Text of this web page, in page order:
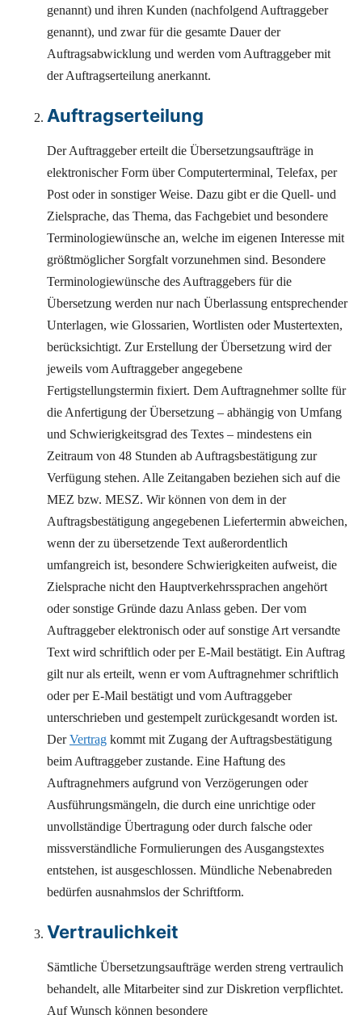
genannt) und ihren Kunden (nachfolgend Auftraggeber
genannt), und zwar für die gesamte Dauer der
Auftragsabwicklung und werden vom Auftraggeber mit
der Auftragserteilung anerkannt.
Auftragserteilung
Der Auftraggeber erteilt die Übersetzungsaufträge in
elektronischer Form über Computerterminal, Telefax, per
Post oder in sonstiger Weise. Dazu gibt er die Quell- und
Zielsprache, das Thema, das Fachgebiet und besondere
Terminologiewünsche an, welche im eigenen Interesse mit
größtmöglicher Sorgfalt vorzunehmen sind. Besondere
Terminologiewünsche des Auftraggebers für die
Übersetzung werden nur nach Überlassung entsprechender
Unterlagen, wie Glossarien, Wortlisten oder Mustertexten,
berücksichtigt. Zur Erstellung der Übersetzung wird der
jeweils vom Auftraggeber angegebene
Fertigstellungstermin fixiert. Dem Auftragnehmer sollte für
die Anfertigung der Übersetzung – abhängig von Umfang
und Schwierigkeitsgrad des Textes – mindestens ein
Zeitraum von 48 Stunden ab Auftragsbestätigung zur
Verfügung stehen. Alle Zeitangaben beziehen sich auf die
MEZ bzw. MESZ. Wir können von dem in der
Auftragsbestätigung angegebenen Liefertermin abweichen,
wenn der zu übersetzende Text außerordentlich
umfangreich ist, besondere Schwierigkeiten aufweist, die
Zielsprache nicht den Hauptverkehrssprachen angehört
oder sonstige Gründe dazu Anlass geben. Der vom
Auftraggeber elektronisch oder auf sonstige Art versandte
Text wird schriftlich oder per E-Mail bestätigt. Ein Auftrag
gilt nur als erteilt, wenn er vom Auftragnehmer schriftlich
oder per E-Mail bestätigt und vom Auftraggeber
unterschrieben und gestempelt zurückgesandt worden ist.
DerVertrag kommt mit Zugang der Auftragsbestätigung
beim Auftraggeber zustande. Eine Haftung des
Auftragnehmers aufgrund von Verzögerungen oder
Ausführungsmängeln, die durch eine unrichtige oder
unvollständige Übertragung oder durch falsche oder
missverständliche Formulierungen des Ausgangstextes
entstehen, ist ausgeschlossen. Mündliche Nebenabreden
bedürfen ausnahmslos der Schriftform.
Vertraulichkeit
Sämtliche Übersetzungsaufträge werden streng vertraulich
behandelt, alle Mitarbeiter sind zur Diskretion verpflichtet.
Auf Wunsch können besondere